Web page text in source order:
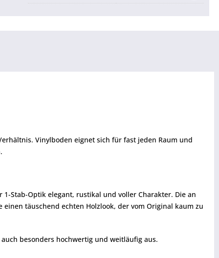
Vinylboden eignet sich für fast jeden Raum und
Stab-Optik elegant, rustikal und voller Charakter. Die an
täuschend echten Holzlook, der vom Original kaum zu
besonders hochwertig und weitläufig aus.